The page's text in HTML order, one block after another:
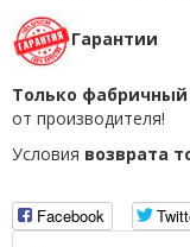
Гарантии
Только фабричный
от производителя!
Условия возврата
Facebook